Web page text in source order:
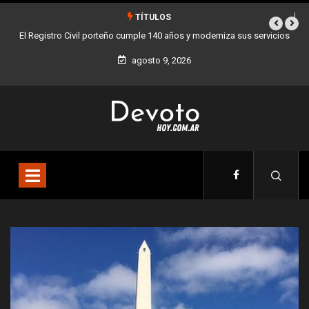
TÍTULOS
Buenos Aires sumó 12 nuevos Bares Notables y ya son 90 en toda
la Ciudad
agosto 9, 2026